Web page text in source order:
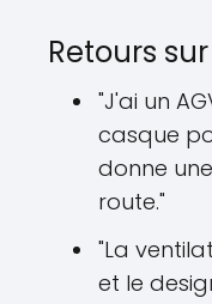
Retours
"J'ai un
casque
donne
route."
"La
et le